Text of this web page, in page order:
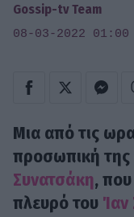
Gossip-tv Team
08-03-2022 01:00
Μια από τις
προσωπική της
Συνατσάκη,
πλευρό του Ίαν